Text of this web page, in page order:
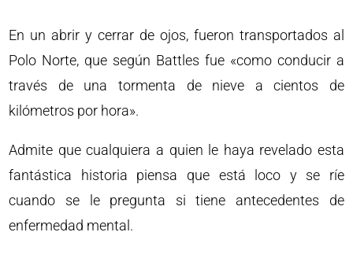
En un abrir y cerrar de ojos, fueron transportados al
Polo Norte, que según Battles fue «como conducir a
través de una tormenta de nieve a cientos de
kilómetros por hora».
Admite que cualquiera a quien le haya revelado esta
fantástica historia piensa que está loco y se ríe
cuando se le pregunta si tiene antecedentes de
enfermedad mental.